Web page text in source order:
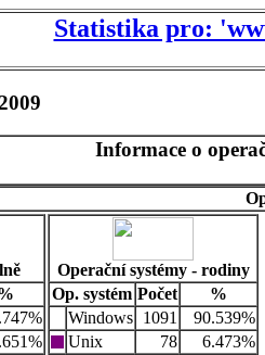
Statistika pro:
Informace o
Operační systémy - rodiny
Op. systém Počet
%
Windows 1091
90.539%
Unix
78
6.473%